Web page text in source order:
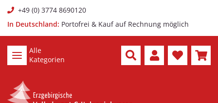
+49 (0) 3774 8690120
In Deutschland: Portofrei & Kauf auf Rechnung möglich
Alle
Kategorien